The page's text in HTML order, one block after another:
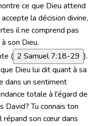
ce que Dieu attend
la décision divine,
il ne comprend pas
son Dieu.
( 2 Samuel 7:18-29 ).
Dieu lui dit quant à sa
dans un sentiment
totale à l'égard de
David? Tu connais ton
répand son cœur dans